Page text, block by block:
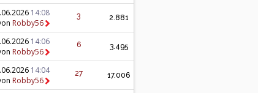
14:08
Robby56
3 2.881
14:06
Robby56
6 3.495
14:04
Robby56
27 17.006